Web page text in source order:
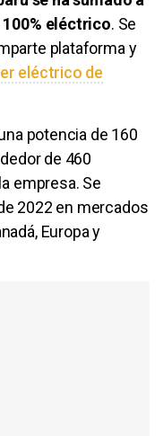
eléctrico. Se
plataforma y
eléctrico de
potencia de 160
de 460
empresa. Se
2022 en mercados
Europa y